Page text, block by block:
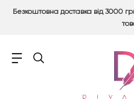
Безкоштовна доставка від 3000